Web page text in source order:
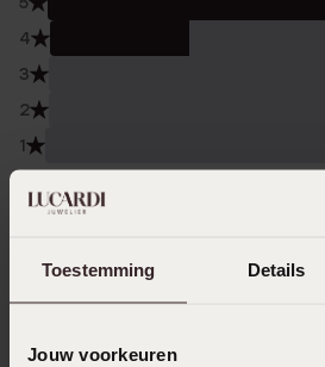
Toestemming Details
Jouw voorkeuren
4
3
2
1
Verzameld onder de
Filter